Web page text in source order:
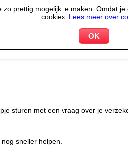
prettig mogelijk te maken. Omdat
cookies. Lees meer over
KOELEN &
sturen met een vraag over je
sneller helpen.